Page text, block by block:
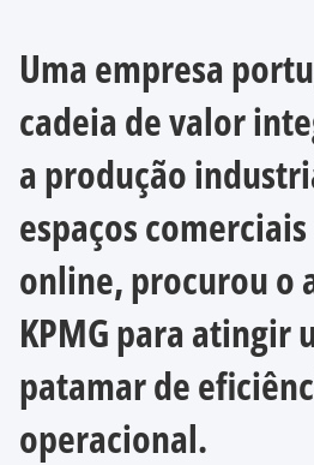
Uma empresa
cadeia de valor
a produção
espaços
online, procurou o
KPMG para atingir
patamar de
operacional.